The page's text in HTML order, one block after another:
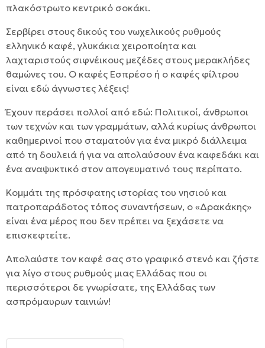
πλακόστρωτο κεντρικό σοκάκι.
Σερβίρει στους δικούς του νωχελικούς ρυθμούς
ελληνικό καφέ, γλυκάκια χειροποίητα και
λαχταριστούς σιφνέικους μεζέδες στους μερακλήδες
θαμώνες του. Ο καφές Εσπρέσο ή ο καφές φίλτρου
είναι εδώ άγνωστες λέξεις!
Έχουν περάσει πολλοί από εδώ: Πολιτικοί, άνθρωποι
των τεχνών και των γραμμάτων, αλλά κυρίως άνθρωποι
καθημερινοί που σταματούν για ένα μικρό διάλλειμα
από τη δουλειά ή για να απολαύσουν ένα καφεδάκι και
ένα αναψυκτικό στον απογευματινό τους περίπατο.
Κομμάτι της πρόσφατης ιστορίας του νησιού και
πατροπαράδοτος τόπος συναντήσεων, ο «Δρακάκης»
είναι ένα μέρος που δεν πρέπει να ξεχάσετε να
επισκεφτείτε.
Απολαύστε τον καφέ σας στο γραφικό στενό και ζήστε
για λίγο στους ρυθμούς μιας Ελλάδας που οι
περισσότεροι δε γνωρίσατε, της Ελλάδας των
ασπρόμαυρων ταινιών!